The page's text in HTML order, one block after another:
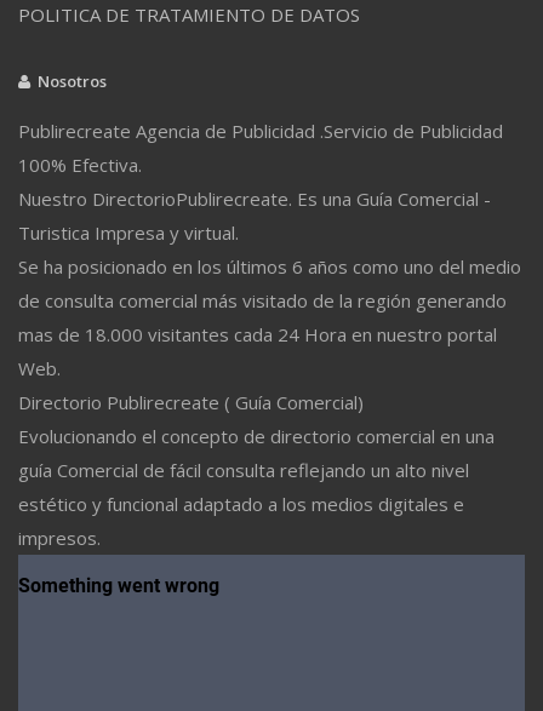
POLITICA DE TRATAMIENTO DE DATOS
Nosotros
Publirecreate Agencia de Publicidad .Servicio de Publicidad
100% Efectiva.
Nuestro DirectorioPublirecreate. Es una Guía Comercial -
Turistica Impresa y virtual.
Se ha posicionado en los últimos 6 años como uno del medio
de consulta comercial más visitado de la región generando
mas de 18.000 visitantes cada 24 Hora en nuestro portal
Web.
Directorio Publirecreate ( Guía Comercial)
Evolucionando el concepto de directorio comercial en una
guía Comercial de fácil consulta reflejando un alto nivel
estético y funcional adaptado a los medios digitales e
impresos.